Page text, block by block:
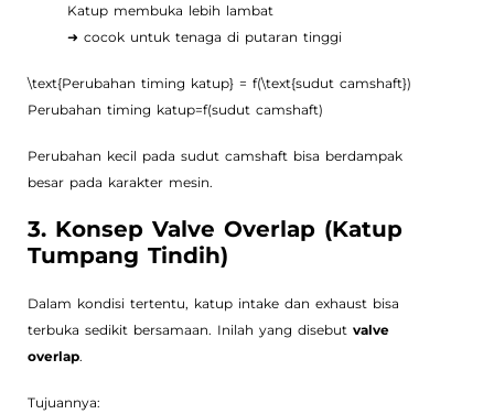
Katup membuka lebih lambat
➜ cocok untuk tenaga di putaran tinggi
\text{Perubahan timing katup} = f(\text{sudut camshaft})
Perubahan timing katup=f(sudut camshaft)
Perubahan kecil pada sudut camshaft bisa berdampak
besar pada karakter mesin.
3. Konsep Valve Overlap (Katup
Tumpang Tindih)
Dalam kondisi tertentu, katup intake dan exhaust bisa
terbuka sedikit bersamaan. Inilah yang disebut valve
overlap.
Tujuannya: